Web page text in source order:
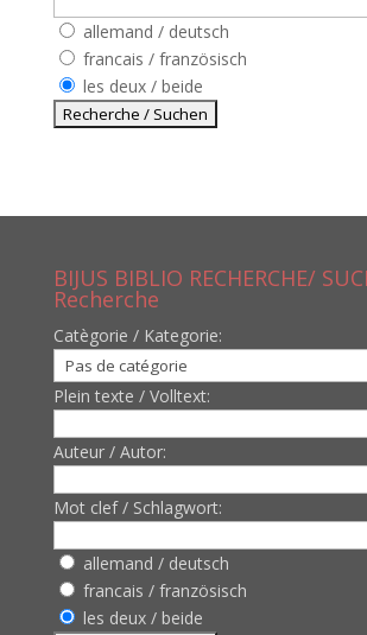
allemand / deutsch
francais / französisch
les deux / beide
BIJUS BIBLIO RECHERCHE/
Recherche
Catègorie / Kategorie:
Plein texte / Volltext:
Auteur / Autor:
Mot clef / Schlagwort:
allemand / deutsch
francais / französisch
les deux / beide